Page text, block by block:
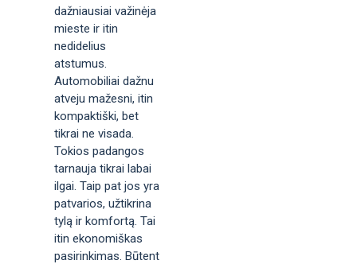
dažniausiai važinėja
mieste ir itin
nedidelius
atstumus.
Automobiliai dažnu
atveju mažesni, itin
kompaktiški, bet
tikrai ne visada.
Tokios padangos
tarnauja tikrai labai
ilgai. Taip pat jos yra
patvarios, užtikrina
tylą ir komfortą. Tai
itin ekonomiškas
pasirinkimas. Būtent